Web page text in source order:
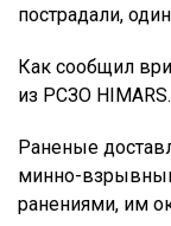
пострадали,
Как сообщил
из РСЗО HIMARS.
Раненые
минно-
ранениями, им